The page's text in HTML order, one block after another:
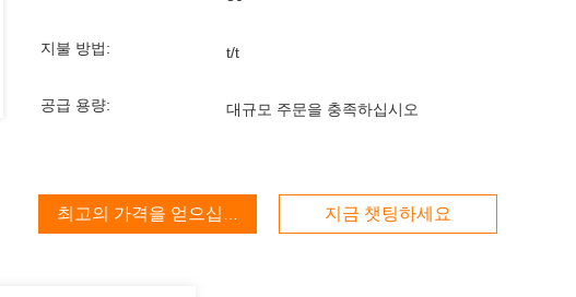
지불 방법: t/t
공급 용량: 대규모 주문을 충족하십시오
최고의 가격을 얻으십시오 지금 챗팅하세요